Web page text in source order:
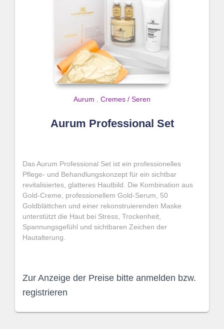
Aurum Cremes / Seren
Aurum Professional Set
Das Aurum Professional Set ist ein professionelles
Pflege- und Behandlungskonzept für ein sichtbar
revitalisiertes, glatteres Hautbild. Die Kombination aus
Gold-Creme, professionellem Gold-Serum, 50
Goldblättchen und einer rekonstruierenden Maske
unterstützt die Haut bei Stress, Trockenheit,
Spannungsgefühl und sichtbaren Zeichen der
Hautalterung.
Zur Anzeige der Preise bitte anmelden bzw.
registrieren